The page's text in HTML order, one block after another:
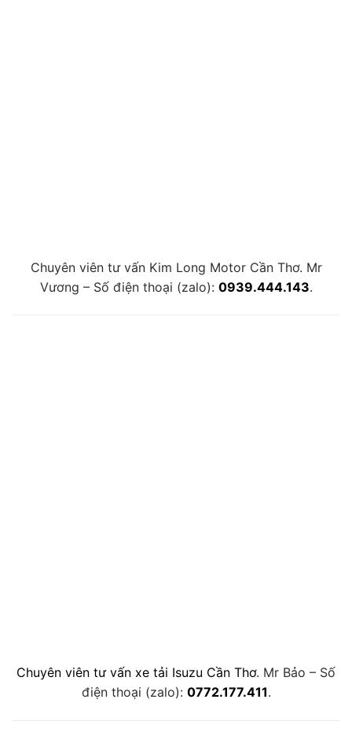
Chuyên viên tư vấn Kim Long Motor Cần Thơ. Mr
Vương – Số điện thoại (zalo): 0939.444.143.
Chuyên viên tư vấn xe tải Isuzu Cần Thơ. Mr Bảo – Số
điện thoại (zalo): 0772.177.411.